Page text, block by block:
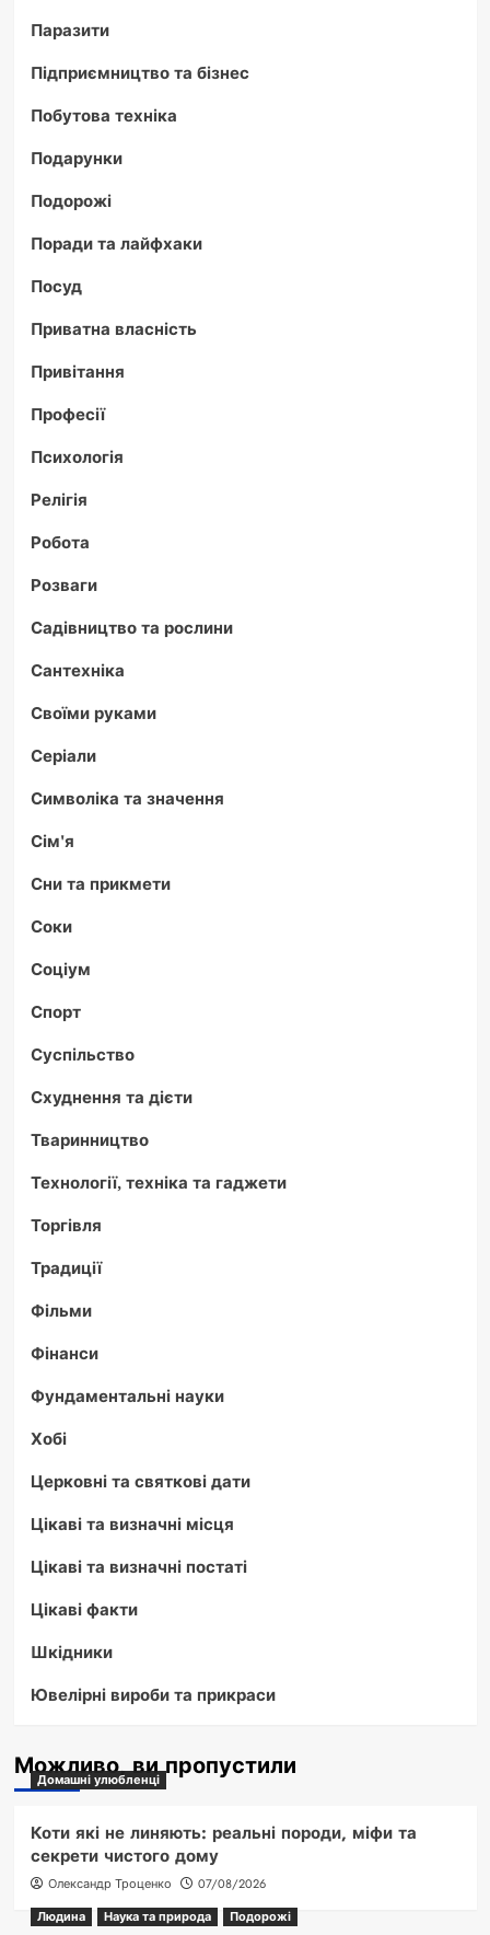
Паразити
Підприємництво та бізнес
Побутова техніка
Подарунки
Подорожі
Поради та лайфхаки
Посуд
Приватна власність
Привітання
Професії
Психологія
Релігія
Робота
Розваги
Садівництво та рослини
Сантехніка
Своїми руками
Серіали
Символіка та значення
Сім'я
Сни та прикмети
Соки
Соціум
Спорт
Суспільство
Схуднення та дієти
Тваринництво
Технології, техніка та гаджети
Торгівля
Традиції
Фільми
Фінанси
Фундаментальні науки
Хобі
Церковні та святкові дати
Цікаві та визначні місця
Цікаві та визначні постаті
Цікаві факти
Шкідники
Ювелірні вироби та прикраси
Можливо, ви пропустили
Домашні улюбленці
Коти які не линяють: реальні породи, міфи та
секрети чистого дому
Олександр Троценко
07/08/2026
Людина
Наука та природа Подорожі